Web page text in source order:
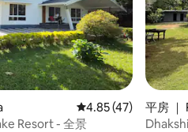
平均评分 4.85 分（
4.85 (47)
Resort - 全景
平房 ｜